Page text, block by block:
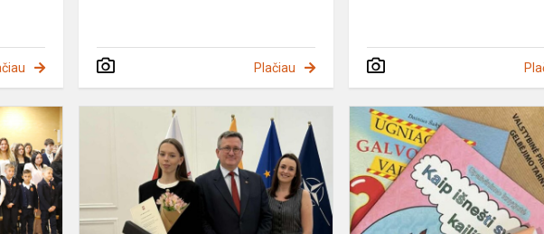
Plačiau
Inauguracja
szkolnego
w
gimnazjum
im.
Uhonorowanie
abiturientów
polskich
szkół
Ambasadzie